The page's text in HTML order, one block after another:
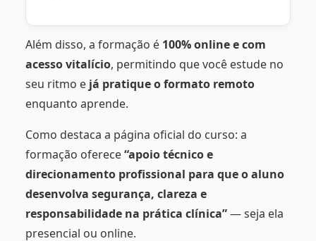
Além disso, a formação é 100% online e com
acesso vitalício, permitindo que você estude no
seu ritmo e já pratique o formato remoto
enquanto aprende.
Como destaca a página oficial do curso: a
formação oferece“apoio técnico e
direcionamento profissional para que o aluno
desenvolva segurança, clareza e
responsabilidade na prática clínica”— seja ela
presencial ou online.